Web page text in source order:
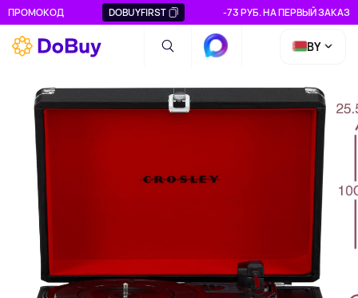
ПРОМОКОД DOBUYFIRST -73 РУБ. НА ПЕРВЫЙ ЗАКАЗ
BY